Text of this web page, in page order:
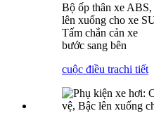
Bộ ốp thân xe ABS,
lên xuống cho xe
Tấm chắn cản xe
bước sang bên
cuộc điều trachi tiết